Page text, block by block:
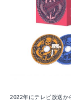
2022年にテレビ放送か